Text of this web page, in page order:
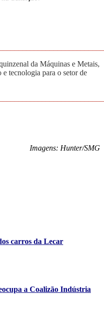
da Máquinas e Metais,
e tecnologia para o setor de
Imagens: Hunter/SMG
carros da Lecar
a Coalizão Indústria